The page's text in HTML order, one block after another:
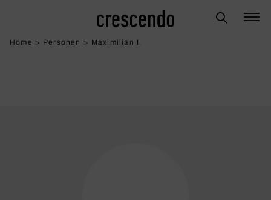
Home > Personen > Maximilian I.